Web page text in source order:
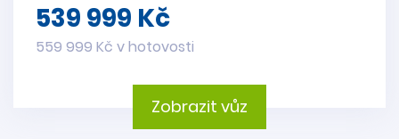
539 999 Kč
559 999 Kč v hotovosti
Zobrazit vůz